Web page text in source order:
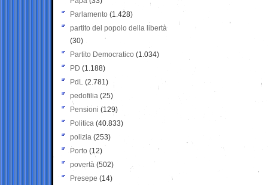
Parlamento (1.428)
partito del popolo della libertà
(30)
Partito Democratico (1.034)
PD (1.188)
PdL (2.781)
pedofilia (25)
Pensioni (129)
Politica (40.833)
polizia (253)
Porto (12)
povertà (502)
Presepe (14)